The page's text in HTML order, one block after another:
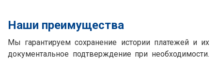
Наши преимущества
Мы гарантируем сохранение истории платежей и их
документальное подтверждение при необходимости.